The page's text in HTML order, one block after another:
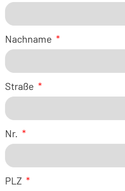
Nachname
Straße
Nr.
PLZ